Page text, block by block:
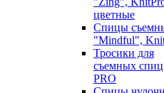
цветные
Спицы
"Mindful",
Тросики для
съемных
PRO